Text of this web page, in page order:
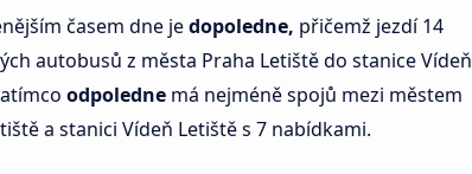
časem dne jedopoledne, přičemž jezdí 14
autobusů z města Praha Letiště do stanice Vídeň
odpoledne má nejméně spojů mezi městem
a stanici Vídeň Letiště s 7 nabídkami.